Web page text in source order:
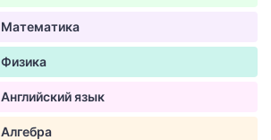
Математика
Физика
Английский язык
Алгебра